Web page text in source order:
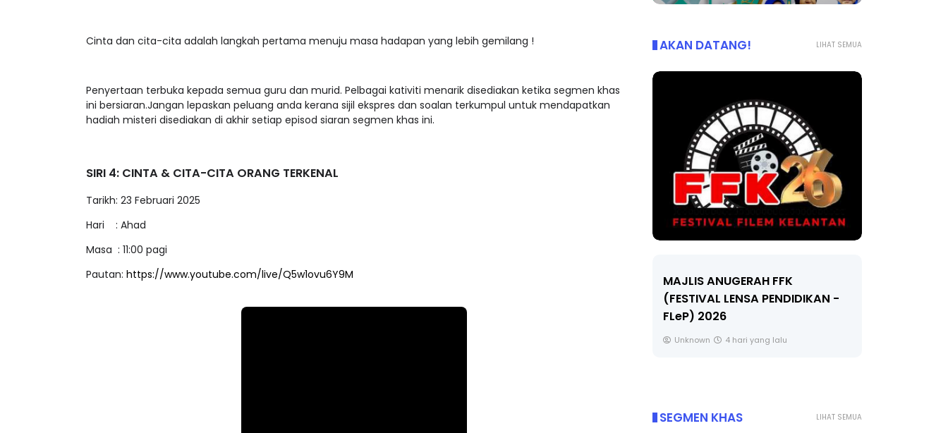
Cinta dan cita-cita adalah langkah pertama menuju masa hadapan yang lebih gemilang !
Penyertaan terbuka kepada semua guru dan murid. Pelbagai kativiti menarik disediakan ketika segmen khas
ini bersiaran.Jangan lepaskan peluang anda kerana sijil ekspres dan soalan terkumpul untuk mendapatkan
hadiah misteri disediakan di akhir setiap episod siaran segmen khas ini.
SIRI 4: CINTA & CITA-CITA ORANG TERKENAL
Tarikh: 23 Februari 2025
Hari : Ahad
Masa : 11:00 pagi
Pautan: https://www.youtube.com/live/Q5w1ovu6Y9M
LIHAT SEMUA
AKAN DATANG!
Tingkatan 4 LIVE
PENYELAMAT DUNIA
MAJLIS ANUGERAH FFK
(FESTIVAL LENSA PENDIDIKAN -
FLeP) 2026
Unknown 4 hari yang lalu
LIHAT SEMUA
SEGMEN KHAS